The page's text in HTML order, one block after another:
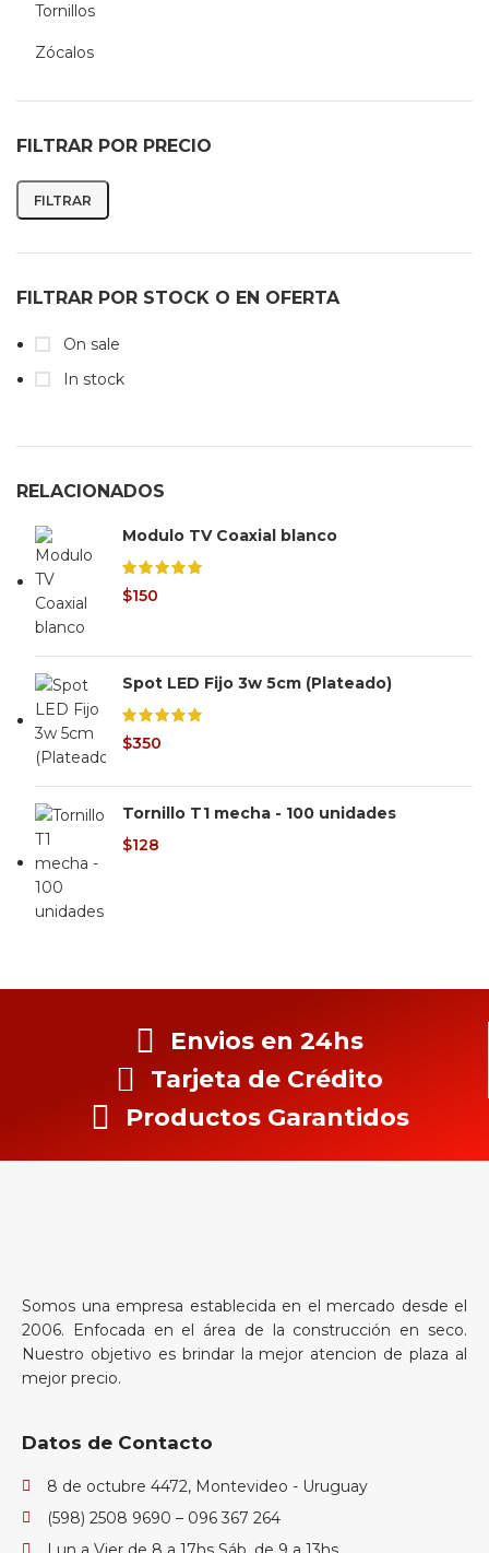
Tornillos
Zócalos
FILTRAR POR PRECIO
FILTRAR
FILTRAR POR STOCK O EN OFERTA
On sale
In stock
RELACIONADOS
Modulo TV Coaxial blanco
$150
Spot LED Fijo 3w 5cm (Plateado)
$350
Tornillo T1 mecha - 100 unidades
$128
Envios en 24hs
Tarjeta de Crédito
Productos Garantidos
Somos una empresa establecida en el mercado desde el
2006. Enfocada en el área de la construcción en seco.
Nuestro objetivo es brindar la mejor atencion de plaza al
mejor precio.
Datos de Contacto
8 de octubre 4472, Montevideo - Uruguay
(598) 2508 9690 – 096 367 264